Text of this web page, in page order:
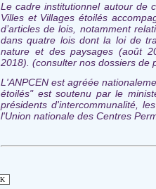
Le cadre institutionnel autour de
Villes et Villages étoilés ac
d’articles de lois, notamment
dans quatre lois dont la loi de
nature et des paysages (août
2018). (consulter nos dossiers de
L'ANPCEN est agréée
étoilés" estsoutenu par le
présidents d'intercommunalité,
l'Union nationale des Centres